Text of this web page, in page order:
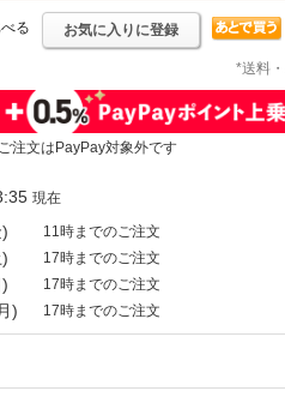
る お気に入りに登録
*送料
注文はPayPay対象外です
現在
11時までのご注文
17時までのご注文
17時までのご注文
) 17時までのご注文